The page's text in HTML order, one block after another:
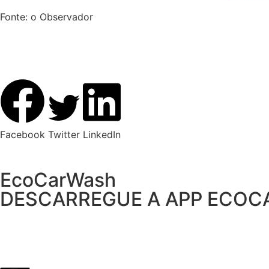
Fonte: o Observador
Facebook Twitter LinkedIn
EcoCarWash
DESCARREGUE A APP